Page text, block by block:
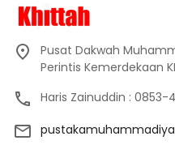
Pusat Dakwah
Perintis Kemerdekaan
Haris Zainuddin :